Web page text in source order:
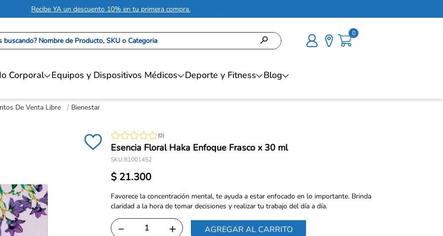
Recibe YA un descuento 10% en tu primera compra.
Nombre de Producto, SKU o Categoria 0
Corporal Equipos y Dispositivos Médicos Deporte y Fitness Blog
De Venta Libre Bienestar
(0)
Esencia Floral Haka Enfoque Frasco x 30 ml
SKU:81001452
$ 21.300
Favorece la concentración mental, te ayuda a estar enfocado en lo importante. Brinda
claridad a la hora de tomar decisiones y realizar tu trabajo del día a día.
＋
－ AGREGAR AL CARRITO